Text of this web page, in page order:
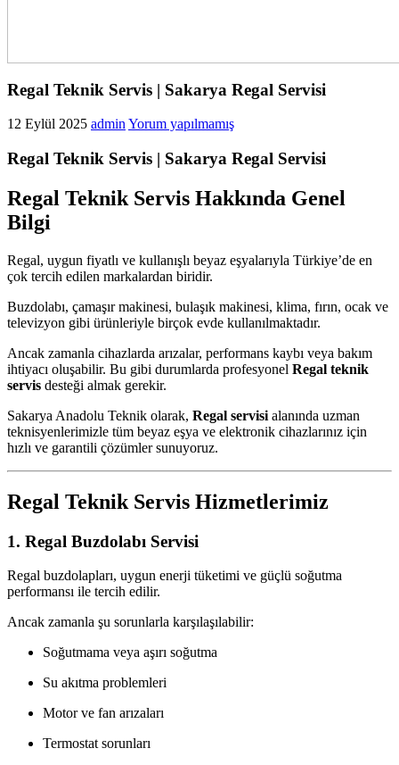
Regal Teknik Servis | Sakarya Regal Servisi
12 Eylül 2025 admin Yorum yapılmamış
Regal Teknik Servis | Sakarya Regal Servisi
Regal Teknik Servis Hakkında Genel
Bilgi
Regal, uygun fiyatlı ve kullanışlı beyaz eşyalarıyla Türkiye’de en
çok tercih edilen markalardan biridir.
Buzdolabı, çamaşır makinesi, bulaşık makinesi, klima, fırın, ocak ve
televizyon gibi ürünleriyle birçok evde kullanılmaktadır.
Ancak zamanla cihazlarda arızalar, performans kaybı veya bakım
ihtiyacı oluşabilir. Bu gibi durumlarda profesyonel Regal teknik
servis desteği almak gerekir.
Sakarya Anadolu Teknik olarak, Regal servisi alanında uzman
teknisyenlerimizle tüm beyaz eşya ve elektronik cihazlarınız için
hızlı ve garantili çözümler sunuyoruz.
Regal Teknik Servis Hizmetlerimiz
1. Regal Buzdolabı Servisi
Regal buzdolapları, uygun enerji tüketimi ve güçlü soğutma
performansı ile tercih edilir.
Ancak zamanla şu sorunlarla karşılaşılabilir:
Soğutmama veya aşırı soğutma
Su akıtma problemleri
Motor ve fan arızaları
Termostat sorunları